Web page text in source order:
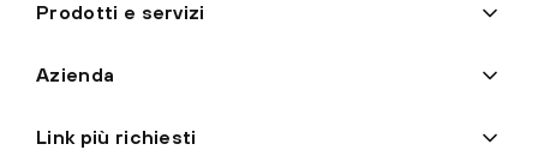
Prodotti e servizi
Azienda
Link più richiesti